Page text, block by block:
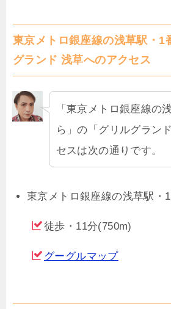
東京メトロ銀座線の浅草駅・1
グランド 浅草へのアクセス
「東京メトロ銀座線の
ら」の「グリルグラン
セスは次の通りです。
東京メトロ銀座線の浅草駅・
徒歩・11分(750m)
グーグルマップ